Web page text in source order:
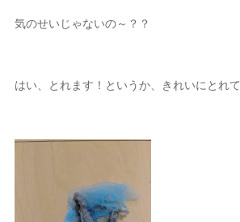
気のせいじゃないの～？？
はい、とれます！というか、きれいにとれて